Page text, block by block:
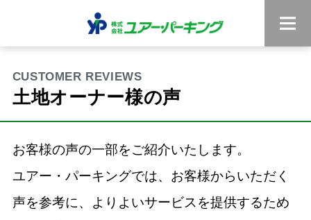
土地オーナー様の声
お客様の声の一部をご紹介いたします。
ユアー・パーキングでは、お客様からいただく
声を参考に、よりよいサービスを提供するため